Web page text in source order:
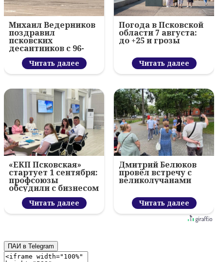
Михаил Ведерников
поздравил
псковских
десантников с 96-
летием ВДВ и
вручил награды
Читать далее
Погода в Псковской
области 7 августа:
до +25 и грозы
Читать далее
«ЕКП Псковская»
стартует 1 сентября:
профсоюзы
обсудили с бизнесом
новый цифровой
проектЧитать далее
Дмитрий Белюков
провёл встречу с
великолучанами
Читать далее
ПАИ в Telegram